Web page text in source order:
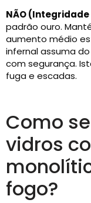
NÃO
padrão ouro.
aumento médio
infernal assuma
com segurança.
fuga e escadas.
Como
vidros
fogo?